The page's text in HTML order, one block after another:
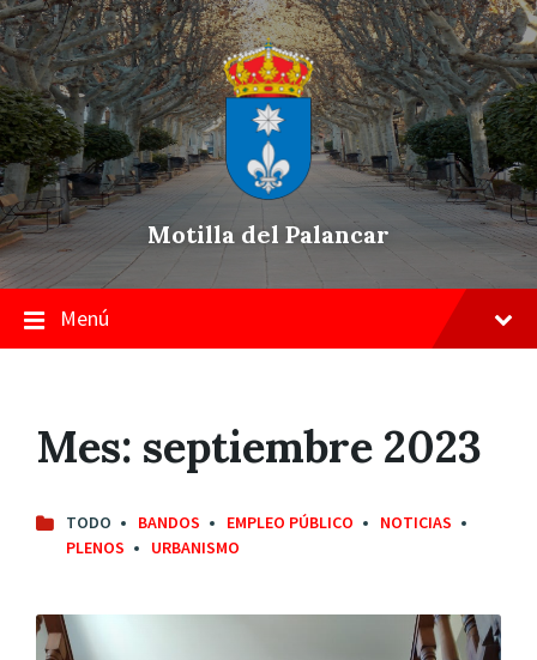
Skip
to
content
Saltar
a
la
navegación
principal
Saltar
a
pie
de
página
Motilla del Palancar
Menú
Mes: septiembre 2023
TODO BANDOS EMPLEO PÚBLICO
NOTICIAS
PLENOS
URBANISMO
Leer
más